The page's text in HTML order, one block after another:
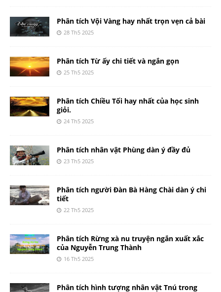
Phân tích Vội Vàng hay nhất trọn vẹn cả bài
28 Th5 2025
Phân tích Từ ấy chi tiết và ngắn gọn
25 Th5 2025
Phân tích Chiều Tối hay nhất của học sinh
giỏi.
24 Th5 2025
Phân tích nhân vật Phùng dàn ý đầy đủ
23 Th5 2025
Phân tích người Đàn Bà Hàng Chài dàn ý chi
tiết
22 Th5 2025
Phân tích Rừng xà nu truyện ngắn xuất xắc
của Nguyễn Trung Thành
16 Th5 2025
Phân tích hình tượng nhân vật Tnú trong